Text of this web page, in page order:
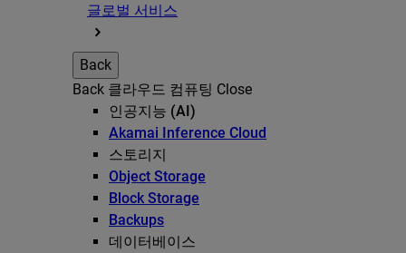
글로벌 서비스
Back
Back 클라우드 컴퓨팅 Close
인공지능 (AI)
Akamai Inference Cloud
스토리지
Object Storage
Block Storage
Backups
데이터베이스